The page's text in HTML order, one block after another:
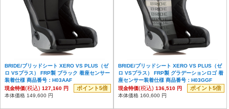
BRIDE/ブリッドシート XERO VS PLUS（ゼ
ロ VSプラス） FRP製 ブラック 着座センサー
装着仕様 商品番号：H03AAF
現金特価(税込) 127,160 円 ポイント5倍
本体価格 149,600 円
BRIDE/ブリッドシート XERO VS PLUS（ゼ
ロ VSプラス） FRP製 グラデーションロゴ 着
座センサー装着仕様 商品番号：H03GGF
現金特価(税込) 136,510 円 ポイント5倍
本体価格 160,600 円